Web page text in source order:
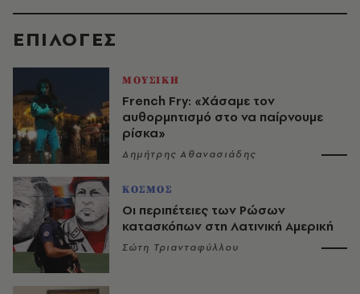
EΠΙΛΟΓΈΣ
ΜΟΥΣΙΚΗ
French Fry: «Χάσαμε τον
αυθορμητισμό στο να παίρνουμε
ρίσκα»
Δημήτρης Αθανασιάδης
ΚΟΣΜΟΣ
Οι περιπέτειες των Ρώσων
κατασκόπων στη Λατινική Αμερική
Σώτη Τριανταφύλλου